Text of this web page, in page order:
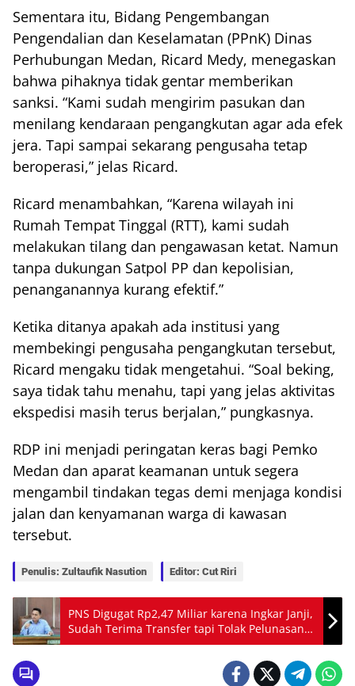
Sementara itu, Bidang Pengembangan
Pengendalian dan Keselamatan (PPnK) Dinas
Perhubungan Medan, Ricard Medy, menegaskan
bahwa pihaknya tidak gentar memberikan
sanksi. “Kami sudah mengirim pasukan dan
menilang kendaraan pengangkutan agar ada efek
jera. Tapi sampai sekarang pengusaha tetap
beroperasi,” jelas Ricard.
Ricard menambahkan, “Karena wilayah ini
Rumah Tempat Tinggal (RTT), kami sudah
melakukan tilang dan pengawasan ketat. Namun
tanpa dukungan Satpol PP dan kepolisian,
penanganannya kurang efektif.”
Ketika ditanya apakah ada institusi yang
membekingi pengusaha pengangkutan tersebut,
Ricard mengaku tidak mengetahui. “Soal beking,
saya tidak tahu menahu, tapi yang jelas aktivitas
ekspedisi masih terus berjalan,” pungkasnya.
RDP ini menjadi peringatan keras bagi Pemko
Medan dan aparat keamanan untuk segera
mengambil tindakan tegas demi menjaga kondisi
jalan dan kenyamanan warga di kawasan
tersebut.
Penulis: Zultaufik Nasution Editor: Cut Riri
PNS Digugat Rp2,47 Miliar karena Ingkar Janji,
Sudah Terima Transfer tapi Tolak Pelunasan
Bertahap, Balas Gugat Tuding Lawan Tipu